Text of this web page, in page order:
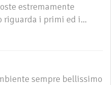
estremamente
riguarda i primi ed i...
sempre bellissimo